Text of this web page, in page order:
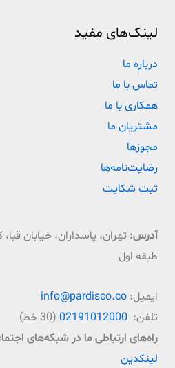
لینک‌های مفید
درباره ما
تماس با ما
همکاری با ما
مشتریان ما
مجوزها
رضایت‌نامه‌ها
ثبت شکایت
آدرس:
طبقه اول
ایمیل: info@pardisco.co
تلفن: 02191012000 (30 خط)
راه‌‌های ارتباطی ما در شبکه‌های
لینکدین